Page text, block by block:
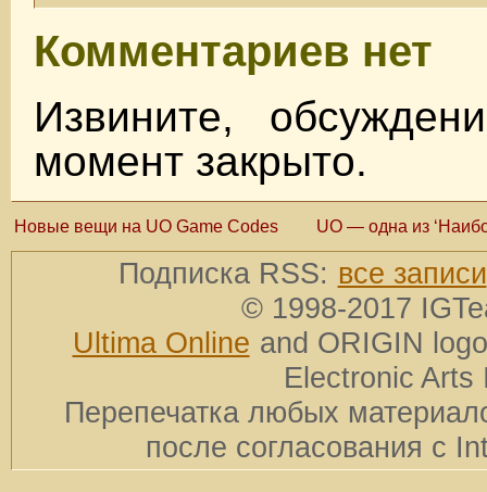
Комментариев нет
Извините,
момент закрыто.
UO — одна из
Новые вещи на UO Game Codes
Подписка RSS: все записи
© 1998-2017
Ultima Online and ORIGIN
Electronic Arts
Перепечатка любых
после согласования с